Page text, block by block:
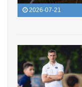
2026-07-21